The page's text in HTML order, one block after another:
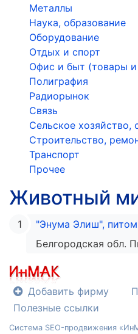
Металлы
Наука, образование
Оборудование
Отдых и спорт
Офис и быт (товары и
Полиграфия
Радиорынок
Связь
Сельское хозяйство,
Строительство,
Транспорт
Прочее
Животный
"Энума Элиш",
Белгородская обл.
Добавить фирму
Полезные ссылки
Система SEO-продвижения